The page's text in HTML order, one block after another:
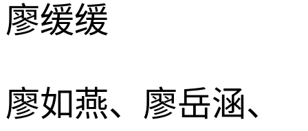
廖缓缓
廖如燕、廖岳涵、